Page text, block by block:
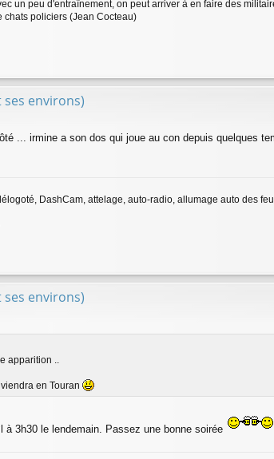
un peu d'entraînement, on peut arriver à en faire des
chats policiers (Jean Cocteau)
ses environs)
... irmine a son dos qui joue au con depuis quelques
DashCam, attelage, auto-radio, allumage auto des
ses environs)
apparition ..
en Touran
3h30 le lendemain. Passez une bonne soirée